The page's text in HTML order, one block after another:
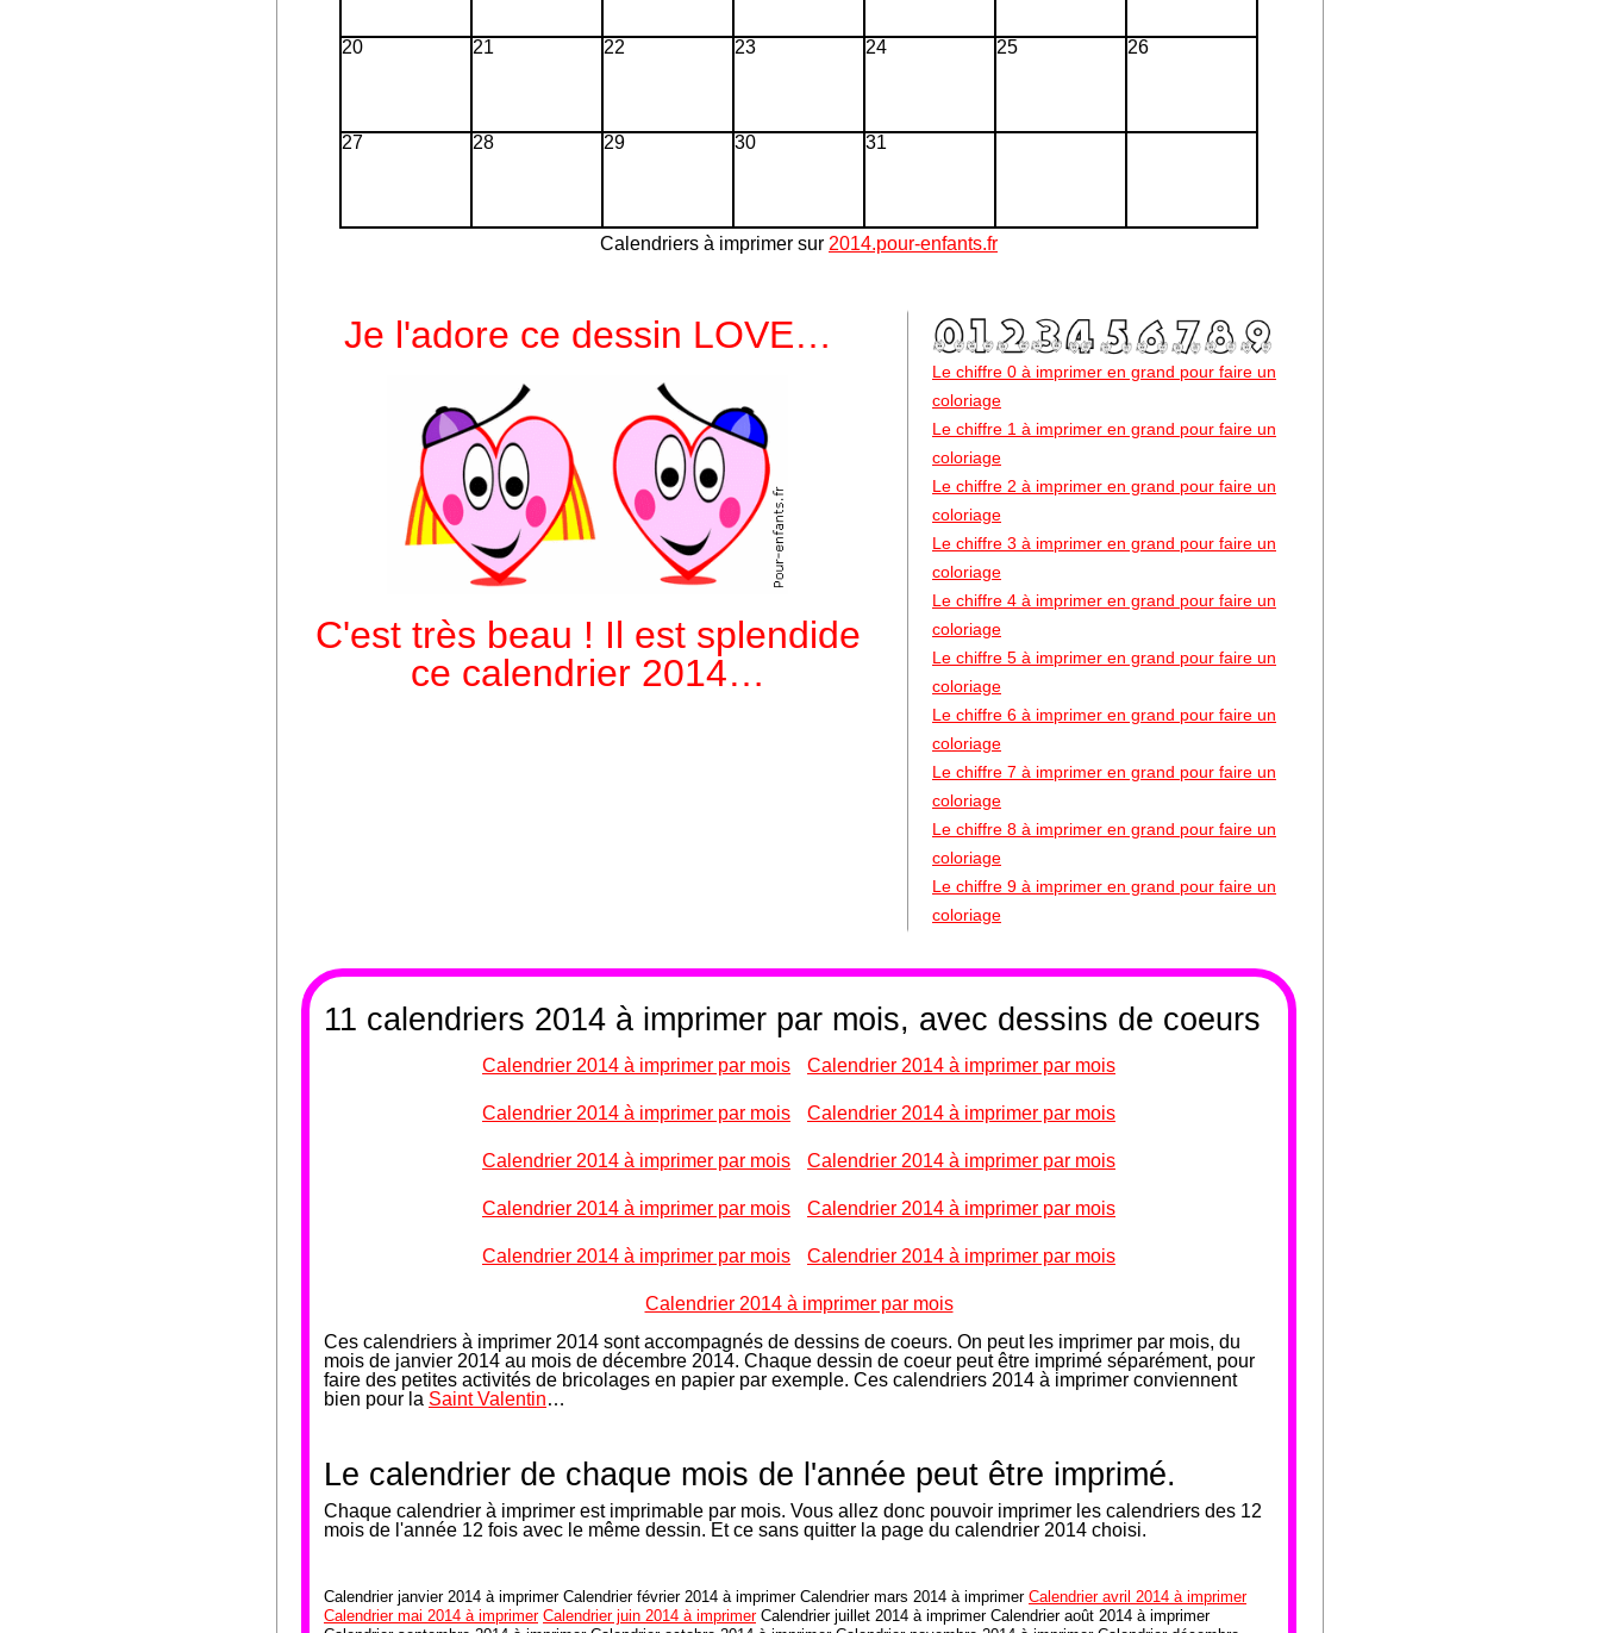
20 21 22 23 24 25 26
27 28 29 30 31
Calendriers à imprimer sur 2014.pour-enfants.fr
Je l'adore ce dessin LOVE…
C'est très beau ! Il est splendide
ce calendrier 2014…
Le chiffre 0 à imprimer en grand pour faire un
coloriage
Le chiffre 1 à imprimer en grand pour faire un
coloriage
Le chiffre 2 à imprimer en grand pour faire un
coloriage
Le chiffre 3 à imprimer en grand pour faire un
coloriage
Le chiffre 4 à imprimer en grand pour faire un
coloriage
Le chiffre 5 à imprimer en grand pour faire un
coloriage
Le chiffre 6 à imprimer en grand pour faire un
coloriage
Le chiffre 7 à imprimer en grand pour faire un
coloriage
Le chiffre 8 à imprimer en grand pour faire un
coloriage
Le chiffre 9 à imprimer en grand pour faire un
coloriage
11 calendriers 2014 à imprimer par mois, avec dessins de coeurs
Calendrier 2014 à imprimer par mois Calendrier 2014 à imprimer par mois
Calendrier 2014 à imprimer par mois Calendrier 2014 à imprimer par mois
Calendrier 2014 à imprimer par mois Calendrier 2014 à imprimer par mois
Calendrier 2014 à imprimer par mois Calendrier 2014 à imprimer par mois
Calendrier 2014 à imprimer par mois Calendrier 2014 à imprimer par mois
Calendrier 2014 à imprimer par mois
Ces calendriers à imprimer 2014 sont accompagnés de dessins de coeurs. On peut les imprimer par mois, du
mois de janvier 2014 au mois de décembre 2014. Chaque dessin de coeur peut être imprimé séparément, pour
faire des petites activités de bricolages en papier par exemple. Ces calendriers 2014 à imprimer conviennent
bien pour la Saint Valentin…
Le calendrier de chaque mois de l'année peut être imprimé.
Chaque calendrier à imprimer est imprimable par mois. Vous allez donc pouvoir imprimer les calendriers des 12
mois de l'année 12 fois avec le même dessin. Et ce sans quitter la page du calendrier 2014 choisi.
Calendrier janvier 2014 à imprimer Calendrier février 2014 à imprimer Calendrier mars 2014 à imprimer Calendrier avril 2014 à imprimer
Calendrier mai 2014 à imprimer Calendrier juin 2014 à imprimerCalendrier juillet 2014 à imprimer Calendrier août 2014 à imprimer